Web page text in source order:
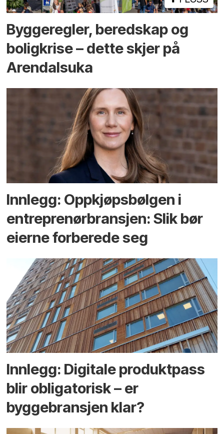
Bygge­regler, beredskap og
bolig­krise – dette skjer på
Arendals­uka
Innlegg: Oppkjøps­bølgen i
entreprenør­bransjen: Slik bør
eierne forberede seg
Innlegg: Digitale produktpass
blir obligatorisk – er
byggebransjen klar?